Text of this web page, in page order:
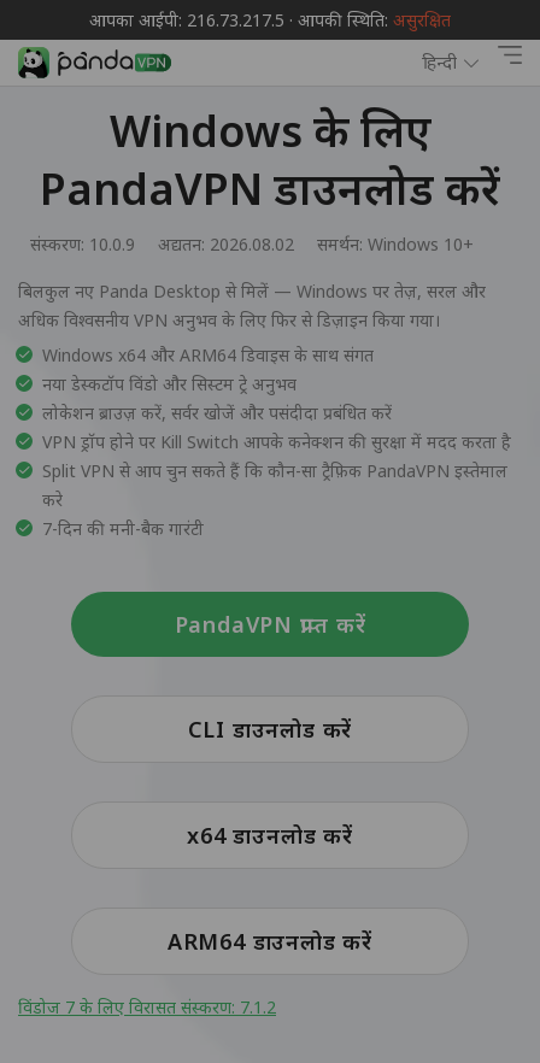
आपका आईपी: 216.73.217.5 · आपकी स्थिति: असुरक्षित
हिन्दी
Windows के लिए
PandaVPN डाउनलोड करें
संस्करण: 10.0.9 अद्यतन: 2026.08.02 समर्थन: Windows 10+
बिलकुल नए Panda Desktop से मिलें — Windows पर तेज़, सरल और
अधिक विश्वसनीय VPN अनुभव के लिए फिर से डिज़ाइन किया गया।
Windows x64 और ARM64 डिवाइस के साथ संगत
नया डेस्कटॉप विंडो और सिस्टम ट्रे अनुभव
लोकेशन ब्राउज़ करें, सर्वर खोजें और पसंदीदा प्रबंधित करें
VPN ड्रॉप होने पर Kill Switch आपके कनेक्शन की सुरक्षा में मदद करता है
Split VPN से आप चुन सकते हैं कि कौन-सा ट्रैफ़िक PandaVPN इस्तेमाल
करे
7-दिन की मनी-बैक गारंटी
PandaVPN प्राप्त करें
CLI डाउनलोड करें
x64 डाउनलोड करें
ARM64 डाउनलोड करें
विंडोज 7 के लिए विरासत संस्करण: 7.1.2